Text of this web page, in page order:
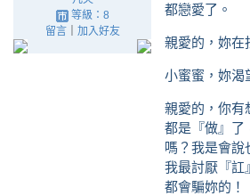
等級：8
留言｜ 加入好友
都戀愛了。
親愛的，妳在
小蜜蜜，妳渴
親愛的，你有
都是『做』了
嗎？我是會說
我最討厭『訌
都會騙妳的！